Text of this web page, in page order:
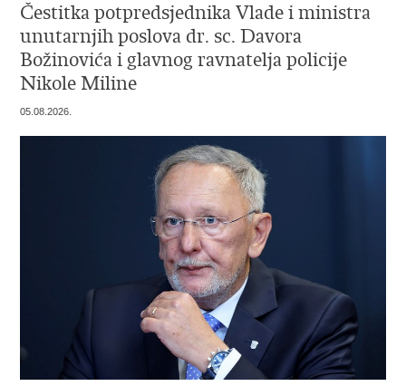
Čestitka potpredsjednika Vlade i ministra
unutarnjih poslova dr. sc. Davora
Božinovića i glavnog ravnatelja policije
Nikole Miline
05.08.2026.